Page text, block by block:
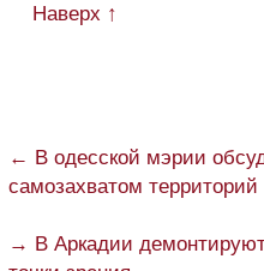
Наверх ↑
← В одесской мэрии
самозахватом территорий
→ В Аркадии